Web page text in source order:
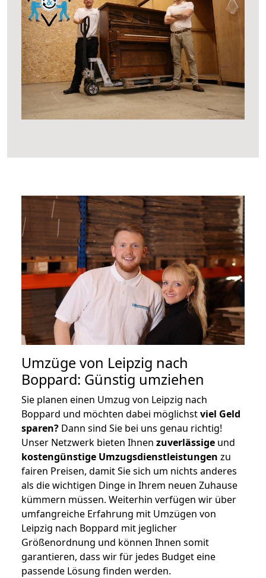
Umzüge von Leipzig nach
Boppard: Günstig umziehen
Sie planen einen Umzug von Leipzig nach
Boppard und möchten dabei möglichstviel Geld
sparen? Dann sind Sie bei uns genau richtig!
Unser Netzwerk bieten Ihnen zuverlässige und
kostengünstige Umzugsdienstleistungen zu
fairen Preisen, damit Sie sich um nichts anderes
als die wichtigen Dinge in Ihrem neuen Zuhause
kümmern müssen. Weiterhin verfügen wir über
umfangreiche Erfahrung mit Umzügen von
Leipzig nach Boppard mit jeglicher
Größenordnung und können Ihnen somit
garantieren, dass wir für jedes Budget eine
passende Lösung finden werden.